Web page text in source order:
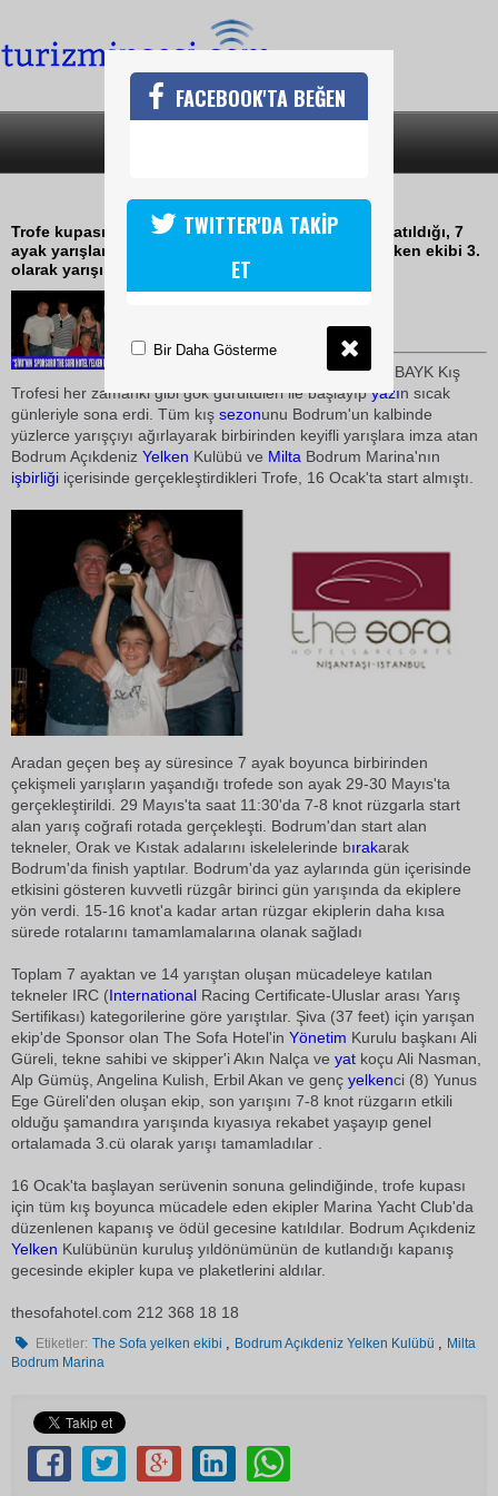
BAYK KIŞ TROFESİ TAMAMLANDI
Trofe kupası için kritik önem taşıyan 41 teknenin katıldığı, 7
ayak yarışlarının genel ortalamasında The Sofa yelken ekibi 3.
olarak yarışı bitirdi
Dokuz yıldır gelenekselleşen BAYK Kış
Trofesi her zamanki gibi gök gürültüleri ile başlayıpyazın sıcak
günleriyle sona erdi. Tüm kış sezonunu Bodrum'un kalbinde
yüzlerce yarışçıyı ağırlayarak birbirinden keyifli yarışlara imza atan
Bodrum Açıkdeniz Yelken Kulübü ve Milta Bodrum Marina'nın
işbirliği içerisinde gerçekleştirdikleri Trofe, 16 Ocak'ta start almıştı.
Aradan geçen beş ay süresince 7 ayak boyunca birbirinden
çekişmeli yarışların yaşandığı trofede son ayak 29-30 Mayıs'ta
gerçekleştirildi. 29 Mayıs'ta saat 11:30'da 7-8 knot rüzgarla start
alan yarış coğrafi rotada gerçekleşti. Bodrum'dan start alan
tekneler, Orak ve Kıstak adalarını iskelelerinde bırakarak
Bodrum'da finish yaptılar. Bodrum'da yaz aylarında gün içerisinde
etkisini gösteren kuvvetli rüzgâr birinci gün yarışında da ekiplere
yön verdi. 15-16 knot'a kadar artan rüzgar ekiplerin daha kısa
sürede rotalarını tamamlamalarına olanak sağladı
Toplam 7 ayaktan ve 14 yarıştan oluşan mücadeleye katılan
tekneler IRC (International Racing Certificate-Uluslar arası Yarış
Sertifikası) kategorilerine göre yarıştılar. Şiva (37 feet) için yarışan
ekip'de Sponsor olan The Sofa Hotel'in Yönetim Kurulu başkanı Ali
Güreli, tekne sahibi ve skipper'i Akın Nalça ve yat koçu Ali Nasman,
Alp Gümüş, Angelina Kulish, Erbil Akan ve genç yelkenci (8) Yunus
Ege Güreli'den oluşan ekip, son yarışını 7-8 knot rüzgarın etkili
olduğu şamandıra yarışında kıyasıya rekabet yaşayıp genel
ortalamada 3.cü olarak yarışı tamamladılar .
16 Ocak'ta başlayan serüvenin sonuna gelindiğinde, trofe kupası
için tüm kış boyunca mücadele eden ekipler Marina Yacht Club'da
düzenlenen kapanış ve ödül gecesine katıldılar. Bodrum Açıkdeniz
Yelken Kulübünün kuruluş yıldönümünün de kutlandığı kapanış
gecesinde ekipler kupa ve plaketlerini aldılar.
thesofahotel.com 212 368 18 18
Etiketler: The Sofa yelken ekibi , Bodrum Açıkdeniz Yelken Kulübü , Milta
Bodrum Marina
FACEBOOK'TA BEĞEN
TWITTER'DA TAKİP
ET
Bir Daha Gösterme